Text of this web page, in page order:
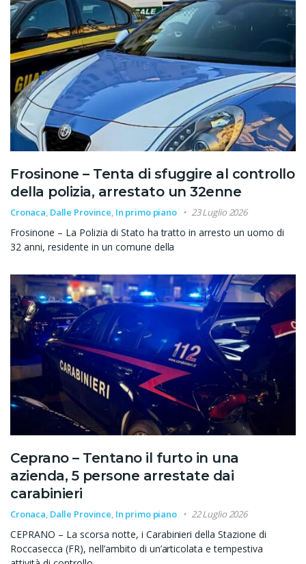
Frosinone – Tenta di sfuggire al controllo
della polizia, arrestato un 32enne
Cronaca, Dalle Province, In primo piano 23 Luglio 2026
Frosinone – La Polizia di Stato ha tratto in arresto un uomo di
32 anni, residente in un comune della
Ceprano – Tentano il furto in una
azienda, 5 persone arrestate dai
carabinieri
Cronaca, Dalle Province, In primo piano 22 Luglio 2026
CEPRANO – La scorsa notte, i Carabinieri della Stazione di
Roccasecca (FR), nell’ambito di un’articolata e tempestiva